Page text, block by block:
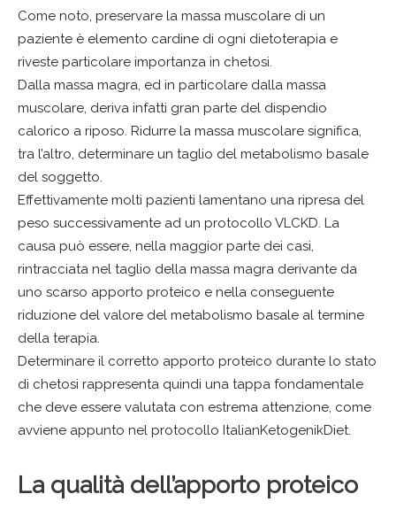
Come noto, preservare la massa muscolare di un
paziente è elemento cardine di ogni dietoterapia e
riveste particolare importanza in chetosi.
Dalla massa magra, ed in particolare dalla massa
muscolare, deriva infatti gran parte del dispendio
calorico a riposo. Ridurre la massa muscolare significa,
tra l’altro, determinare un taglio del metabolismo basale
del soggetto.
Effettivamente molti pazienti lamentano una ripresa del
peso successivamente ad un protocollo VLCKD. La
causa può essere, nella maggior parte dei casi,
rintracciata nel taglio della massa magra derivante da
uno scarso apporto proteico e nella conseguente
riduzione del valore del metabolismo basale al termine
della terapia.
Determinare il corretto apporto proteico durante lo stato
di chetosi rappresenta quindi una tappa fondamentale
che deve essere valutata con estrema attenzione, come
avviene appunto nel protocollo ItalianKetogenikDiet.
La qualità dell’apporto proteico